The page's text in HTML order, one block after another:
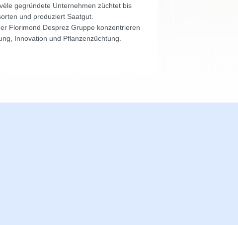
gegründete Unternehmen züchtet bis
und produziert Saatgut.
Florimond Desprez Gruppe konzentrieren
Innovation und Pflanzenzüchtung.